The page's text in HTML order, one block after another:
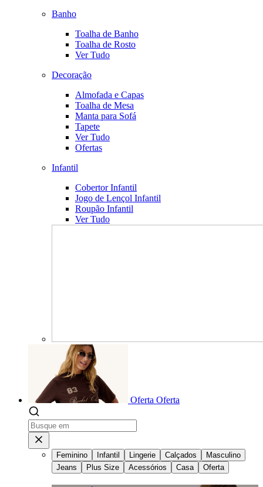
Banho
Toalha de Banho
Toalha de Rosto
Ver Tudo
Decoração
Almofada e Capas
Toalha de Mesa
Manta para Sofá
Tapete
Ver Tudo
Ofertas
Infantil
Cobertor Infantil
Jogo de Lençol Infantil
Roupão Infantil
Ver Tudo
Oferta Oferta
Feminino Infantil Lingerie Calçados
Masculino
Jeans
Plus Size Acessórios Casa Oferta